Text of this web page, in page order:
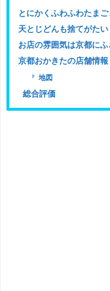
とにかくふわふわたまご
天とじどんも捨てがたい
お店の雰囲気は京都に
京都おかきたの店舗情報
地図
総合評価